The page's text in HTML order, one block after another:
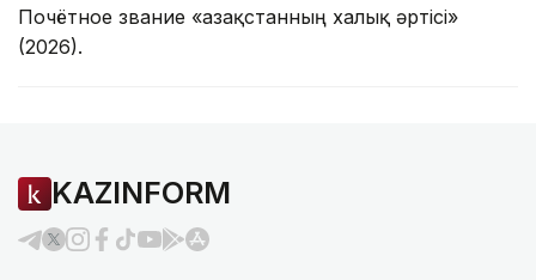
Почётное звание «Қазақстанның халық әртісі»
(2026).
KAZINFORM